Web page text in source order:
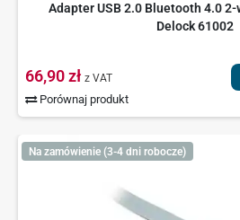
Adapter USB 2.0 Bluetooth 4.0 2-
Delock 61002
66,90 zł z VAT
Porównaj produkt
Na zamówienie (3-4 dni robocze)